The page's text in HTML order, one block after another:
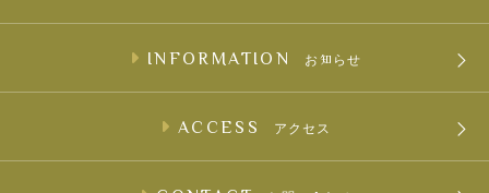
INFORMATION お知らせ
ACCESS アクセス